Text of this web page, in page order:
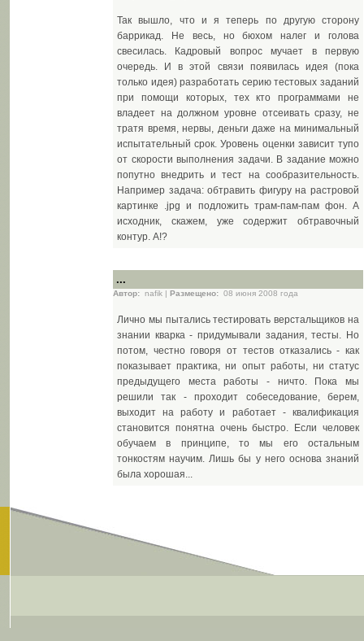
Так вышло, что и я теперь по другую сторону
баррикад. Не весь, но бюхом налег и голова
свесилась. Кадровый вопрос мучает в первую
очередь. И в этой связи появилась идея (пока
только идея) разработать серию тестовых заданий
при помощи которых, тех кто программами не
владеет на должном уровне отсеивать сразу, не
тратя время, нервы, деньги даже на минимальный
испытательный срок. Уровень оценки зависит тупо
от скорости выполнения задачи. В задание можно
попутно внедрить и тест на сообразительность.
Например задача: обтравить фигуру на растровой
картинке .jpg и подложить трам-пам-пам фон. А
исходник, скажем, уже содержит обтравочный
контур. А!?
...
Автор: nafik | Размещено: 08 июня 2008 года
Лично мы пытались тестировать верстальщиков на
знании кварка - придумывали задания, тесты. Но
потом, честно говоря от тестов отказались - как
показывает практика, ни опыт работы, ни статус
предыдущего места работы - ничто. Пока мы
решили так - проходит собеседование, берем,
выходит на работу и работает - квалификация
становится понятна очень быстро. Если человек
обучаем в принципе, то мы его остальным
тонкостям научим. Лишь бы у него основа знаний
была хорошая...